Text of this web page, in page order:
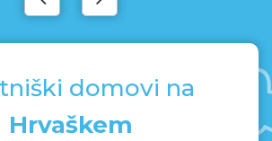
domovi na
Hrvaškem